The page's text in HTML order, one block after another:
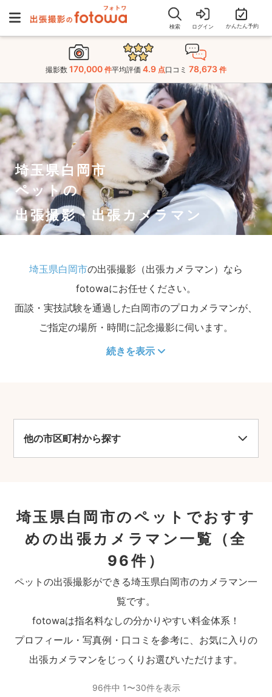
検索 ログイン かんたん予約
撮影数 170,000 件平均評価 4.9 点口コミ 78,673 件
埼玉県白岡市
ペットの
出張撮影・出張カメラマン
埼玉県白岡市の出張撮影（出張カメラマン）なら
fotowaにお任せください。
面談・実技試験を通過した白岡市のプロカメラマンが、
ご指定の場所・時間に記念撮影に伺います。
続きを表示
他の市区町村から探す
埼玉県白岡市のペットでおすす
めの出張カメラマン一覧
（全
96件）
ペットの出張撮影ができる埼玉県白岡市のカメラマン一
覧です。
fotowaは指名料なしの分かりやすい料金体系！
プロフィール・写真例・口コミを参考に、お気に入りの
出張カメラマンをじっくりお選びいただけます。
96件中 1〜30件を表示